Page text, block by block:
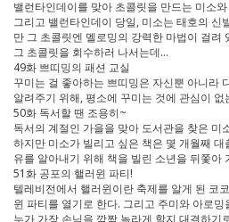
밸런타인데이를 맞아 초콜릿을 만드는 미소
그리고 밸런타인데이 당일, 미소는 태호의 신
만 그 초콜릿엔 멜로밍의 강력한 마법이 걸려
그 초콜릿을 회수하러 나서는데…
49화 쁘띠밍의 패션 교실
꾸미는 걸 좋아하는 쁘띠밍은 자신뿐 아니라
알려주기 위해, 평소에 꾸미는 것에 관심이
50화 독서할 땐 조용히~
독서의 계절인 가을을 맞아 도서관을 찾은 미
하지만 미소가 빌리고 싶은 책은 몇 개월째
유를 알아내기 위해 책을 빌린 소년을 뒤쫓아
51화 공포의 핼러윈 파티!
텔레비전에서 핼러윈이란 축제를 알게 된 코
윈 파티를 열기로 한다. 그리고 주미와 아로